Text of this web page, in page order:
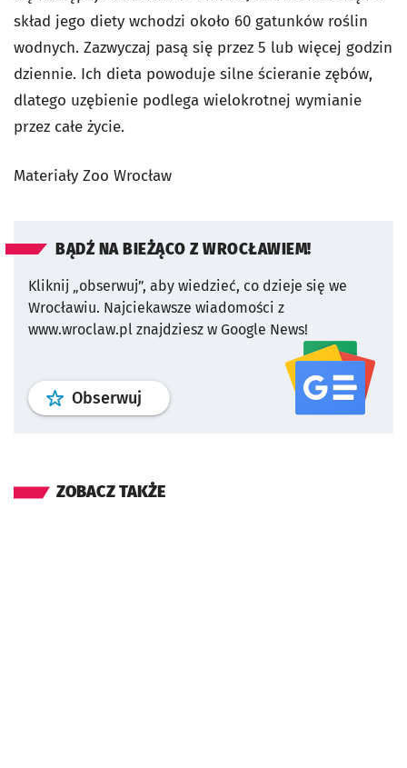
skład jego diety wchodzi około 60 gatunków roślin
wodnych. Zazwyczaj pasą się przez 5 lub więcej godzin
dziennie. Ich dieta powoduje silne ścieranie zębów,
dlatego uzębienie podlega wielokrotnej wymianie
przez całe życie.
Materiały Zoo Wrocław
BĄDŹ NA BIEŻĄCO Z WROCŁAWIEM!
Kliknij „obserwuj”, aby wiedzieć, co dzieje się we
Wrocławiu. Najciekawsze wiadomości z
www.wroclaw.pl znajdziesz w Google News!
Obserwuj profil serwisu
ZOBACZ TAKŻE